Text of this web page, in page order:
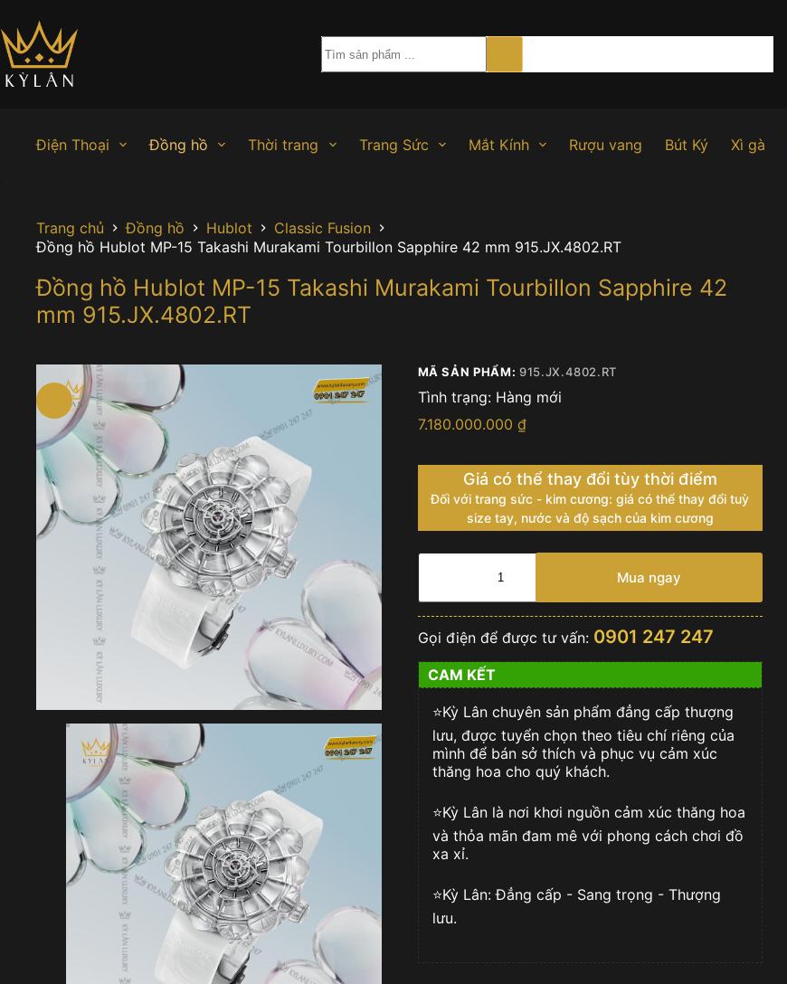
đến
phần
nội
dung
Điện Thoại Đồng hồ Thời trang Trang Sức Mắt Kính Rượu vang Bút Ký Xì gà
Trang chủ Đồng hồ Hublot
Classic Fusion
Đồng hồ Hublot MP-15 Takashi Murakami Tourbillon Sapphire 42 mm 915.JX.4802.RT
Đồng hồ Hublot MP-15 Takashi Murakami Tourbillon Sapphire 42
mm 915.JX.4802.RT
MÃ SẢN PHẨM: 915.JX.4802.RT
Tình trạng: Hàng mới
7.180.000.000 ₫
Giá có thể thay đổi tùy thời điểm
Đối với trang sức - kim cương: giá có thể thay đổi tuỳ
size tay, nước và độ sạch của kim cương
Đồng
MP-
15
Takashi
Murakami
Tourbillon
42
mm
915.JX.4802.RT
Mua ngay
Gọi điện để được tư vấn: 0901 247 247
CAM KẾT
⭐️Kỳ Lân chuyên sản phẩm đẳng cấp thượng
lưu, được tuyển chọn theo tiêu chí riêng của
mình để bán sở thích và phục vụ cảm xúc
thăng hoa cho quý khách.
⭐️Kỳ Lân là nơi khơi nguồn cảm xúc thăng hoa
và thỏa mãn đam mê với phong cách chơi đồ
xa xỉ.
⭐️Kỳ Lân: Đẳng cấp - Sang trọng - Thượng
lưu.